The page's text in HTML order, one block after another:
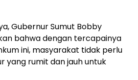
Gubernur Sumut Bobby
bahwa dengan tercapainya
ini, masyarakat tidak perlu
yang rumit dan jauh untuk